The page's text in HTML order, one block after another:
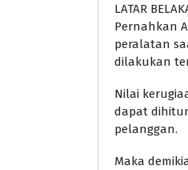
LATAR
Pernahkan
peralatan
dilakukan
Nilai
dapat
pelanggan.
Maka